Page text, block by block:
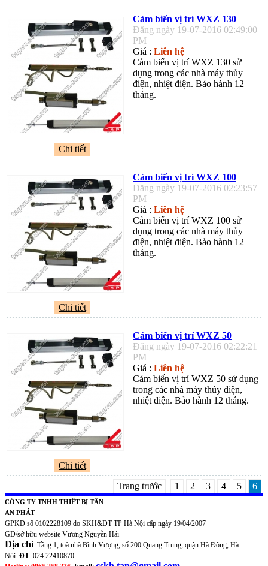
Cảm biến vị trí WXZ 130
Đăng ngày 19-07-2016 02:49:00
PM
Giá : Liên hệ
Cảm biến vị trí WXZ 130 sử
dụng trong các nhà máy thủy
điện, nhiệt điện. Bảo hành 12
tháng.
Chi tiết
Cảm biến vị trí WXZ 100
Đăng ngày 19-07-2016 02:23:57
PM
Giá : Liên hệ
Cảm biến vị trí WXZ 100 sử
dụng trong các nhà máy thủy
điện, nhiệt điện. Bảo hành 12
tháng.
Chi tiết
Cảm biến vị trí WXZ 50
Đăng ngày 19-07-2016 02:22:21
PM
Giá : Liên hệ
Cảm biến vị trí WXZ 50 sử dụng
trong các nhà máy thủy điện,
nhiệt điện. Bảo hành 12 tháng.
Chi tiết
Trang trước
1 2 3 4 5 6
CÔNG TY TNHH THIẾT BỊ TÂN
AN PHÁT
GPKD số 0102228109 do SKH&ĐT TP Hà Nội cấp ngày 19/04/2007
GĐ/sở hữu website Vương Nguyễn Hải
Địa chỉ: Tầng 1, toà nhà Bình Vượng, số 200 Quang Trung, quận Hà Đông, Hà
Nội. ĐT: 024 22410870